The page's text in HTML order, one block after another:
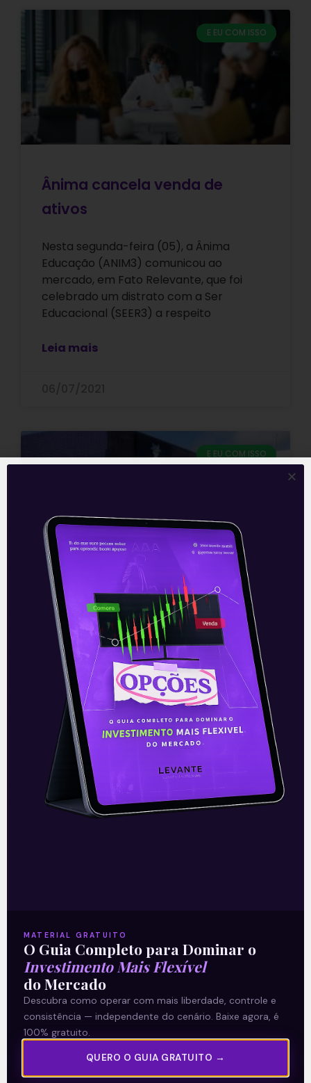
E EU COM ISSO
Ânima cancela venda de
ativos
Nesta segunda-feira (05), a Ânima
Educação (ANIM3) comunicou ao
mercado, em Fato Relevante, que foi
celebrado um distrato com a Ser
Educacional (SEER3) a respeito
Leia mais
E EU COM ISSO
Ser Educacional investe na EAD
Nesta segunda-feira (31), a Ser
Educacional anunciou a aquisição da
Faculdade Educacional da Lapa (FAEL),
instituição 100 por cento focada no
ensino a distância (EAD)
Leia mais
01/06/2021
Negócios na Educação Básica
este fim de semana, a Arco Educação
(ARCE: Nasdaq) anunciou mais uma
aquisição. Ela comprou os sistemas de
MATERIAL GRATUITO
O Guia Completo para Dominar o
Investimento Mais Flexível
do Mercado
Descubra como operar com mais liberdade, controle e
consistência — independente do cenário. Baixe agora, é
100% gratuito.
QUERO O GUIA GRATUITO →